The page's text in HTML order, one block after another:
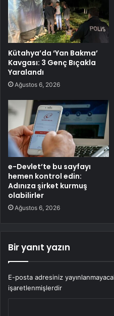
Kütahya’da ‘Yan Bakma’
Kavgası: 3 Genç Bıçakla
Yaralandı
Ağustos 6, 2026
e-Devlet’te bu sayfayı
hemen kontrol edin:
Adınıza şirket kurmuş
olabilirler
Ağustos 6, 2026
Bir yanıt yazın
E-posta adresiniz
işaretlenmişlerdir